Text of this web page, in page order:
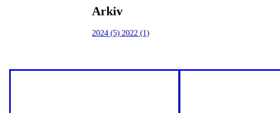
Arkiv
2024 (5) 2022 (1)